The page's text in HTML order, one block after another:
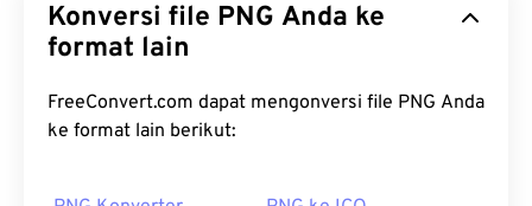
Konversi file PNG Anda ke
format lain
FreeConvert.com dapat mengonversi file PNG Anda
ke format lain berikut: